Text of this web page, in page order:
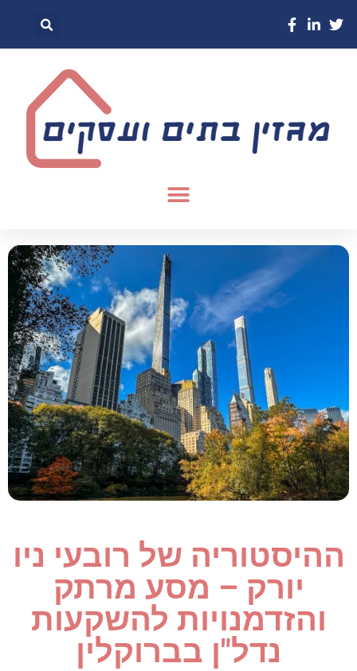
ההיסטוריה של רובעי ניו
יורק – מסע מרתק
והזדמנויות להשקעות
נדל"ן בברוקלין